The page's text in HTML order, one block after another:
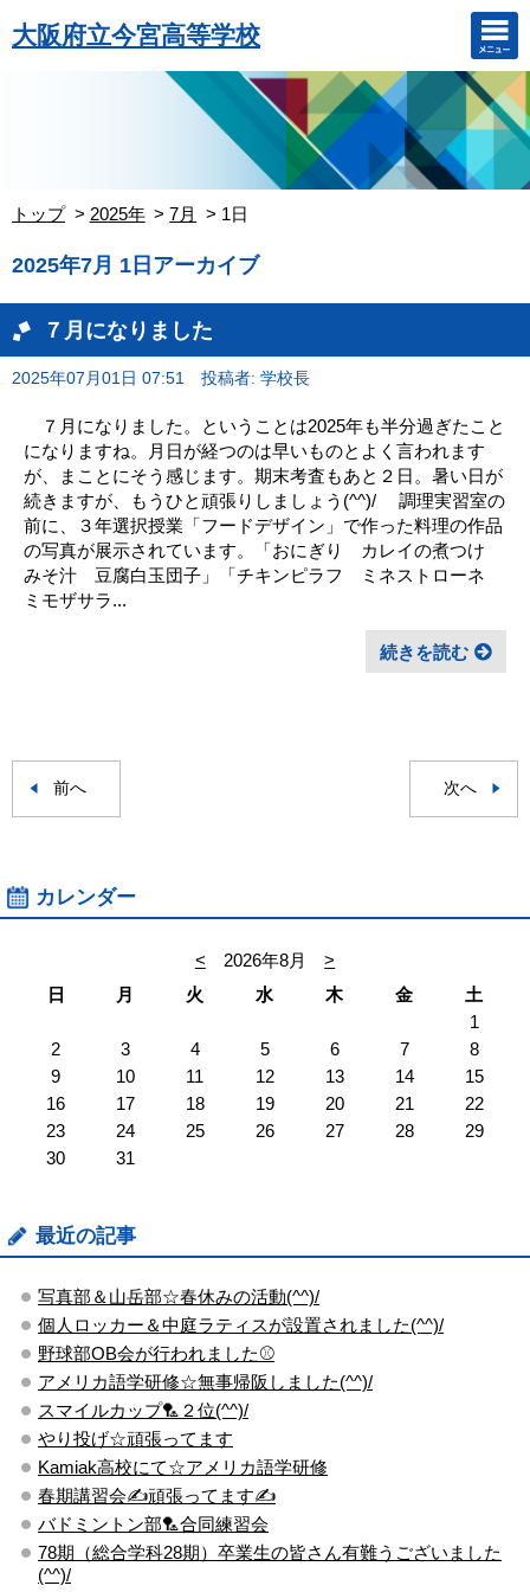
大阪府立今宮高等学校
トップ 2025年 7月 1日
2025年7月 1日アーカイブ
７月になりました
2025年07月01日 07:51 投稿者: 学校長
７月になりました。ということは2025年も半分過ぎたこと
になりますね。月日が経つのは早いものとよく言われます
が、まことにそう感じます。期末考査もあと２日。暑い日が
続きますが、もうひと頑張りしましょう(^^)/ 調理実習室の
前に、３年選択授業「フードデザイン」で作った料理の作品
の写真が展示されています。「おにぎり カレイの煮つけ
みそ汁 豆腐白玉団子」「チキンピラフ ミネストローネ
ミモザサラ...
続きを読む
前へ 次へ
カレンダー
< 2026年8月
>
日
月 火 水 木 金
土
1
2
3 4 5 6 7
8
9
10 11 12 13 14
15
16
17 18 19 20 21
22
23
24 25 26 27 28
29
30
31
最近の記事
写真部＆山岳部☆春休みの活動(^^)/
個人ロッカー＆中庭ラティスが設置されました(^^)/
野球部OB会が行われました⚾
アメリカ語学研修☆無事帰阪しました(^^)/
スマイルカップ🏸２位(^^)/
やり投げ☆頑張ってます
Kamiak高校にて☆アメリカ語学研修
春期講習会✍頑張ってます✍
バドミントン部🏸合同練習会
78期（総合学科28期）卒業生の皆さん有難うございました
(^^)/